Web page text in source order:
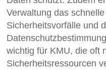
Verwaltung das
Sicherheitsvorfälle und
wichtig für KMU, die oft
Sicherheitsressourcen